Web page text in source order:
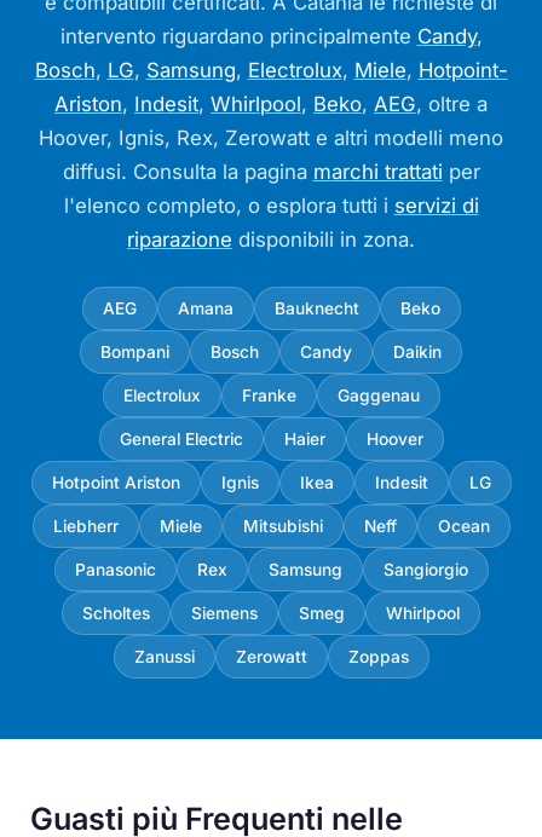
intervento riguardano principalmente Candy,
Bosch, LG, Samsung, Electrolux, Miele, Hotpoint-
Ariston, Indesit, Whirlpool, Beko, AEG, oltre a
Hoover, Ignis, Rex, Zerowatt e altri modelli meno
diffusi. Consulta la pagina marchi trattati per
l'elenco completo, o esplora tutti i servizi di
riparazione disponibili in zona.
AEG Amana Bauknecht Beko
Bompani Bosch Candy Daikin
Electrolux Franke Gaggenau
General Electric Haier Hoover
Hotpoint Ariston Ignis Ikea Indesit LG
Liebherr Miele Mitsubishi Neff Ocean
Panasonic Rex Samsung Sangiorgio
Scholtes Siemens Smeg Whirlpool
Zanussi Zerowatt Zoppas
Guasti più Frequenti nelle